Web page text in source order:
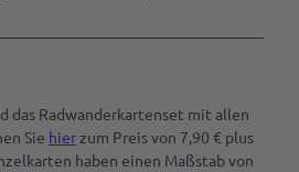
das Radwanderkartenset mit allen
Sie hier zum Preis von 7,90 € plus
haben einen Maßstab von